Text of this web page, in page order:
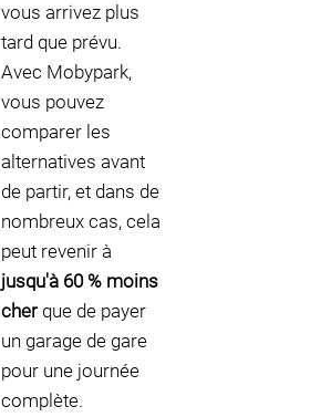
vous arrivez plus
tard que prévu.
Avec Mobypark,
vous pouvez
comparer les
alternatives avant
de partir, et dans de
nombreux cas, cela
peut revenir à
jusqu'à 60 % moins
cherque de payer
un garage de gare
pour une journée
complète.